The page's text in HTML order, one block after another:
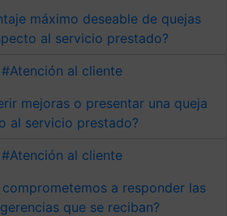
máximo deseable de quejas
al servicio prestado?
#Atención al cliente
mejoras o presentar una queja
al servicio prestado?
#Atención al cliente
a responder las
que se reciban?